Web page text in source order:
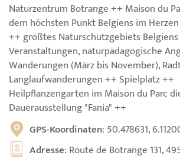
Naturzentrum Botrange ++ Maison du
dem höchsten Punkt Belgiens im
++ größtes Naturschutzgebiets
Veranstaltungen, naturpädagogische
Wanderungen (März bis November),
Langlaufwanderungen ++ Spielplatz ++
Heilpflanzengarten im Maison du Parc
Dauerausstellung "Fania" ++
GPS-Koordinaten: 50.478631,
Adresse: Route de Botrange 131,